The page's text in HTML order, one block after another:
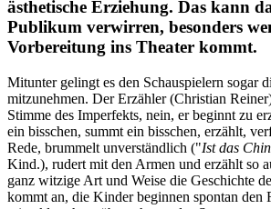
ästhetische Erziehung. Das kann
Publikum verwirren, besonders
Vorbereitung ins Theater kommt.
Mitunter gelingt es den Schauspielern sogar
mitzunehmen. Der Erzähler (Christian
Stimme des Imperfekts, nein, er beginnt zu
ein bisschen, summt ein bisschen, erzählt,
Rede, brummelt unverständlich ("Ist das
Kind.), rudert mit den Armen und erzählt so
ganz witzige Art und Weise die Geschichte
kommt an, die Kinder beginnen spontan den